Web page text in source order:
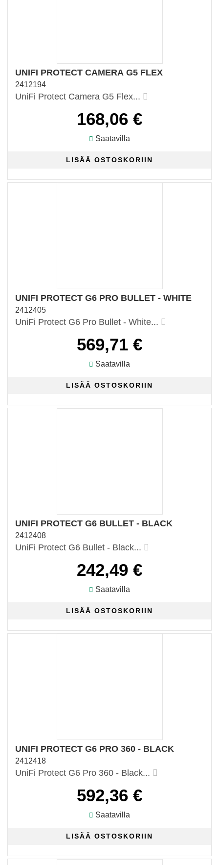
UNIFI PROTECT CAMERA G5 FLEX
2412194
UniFi Protect Camera G5 Flex...
168,06 €
Saatavilla
UNIFI PROTECT G6 PRO BULLET - WHITE
2412405
UniFi Protect G6 Pro Bullet - White...
569,71 €
Saatavilla
UNIFI PROTECT G6 BULLET - BLACK
2412408
UniFi Protect G6 Bullet - Black...
242,49 €
Saatavilla
UNIFI PROTECT G6 PRO 360 - BLACK
2412418
UniFi Protect G6 Pro 360 - Black...
592,36 €
Saatavilla